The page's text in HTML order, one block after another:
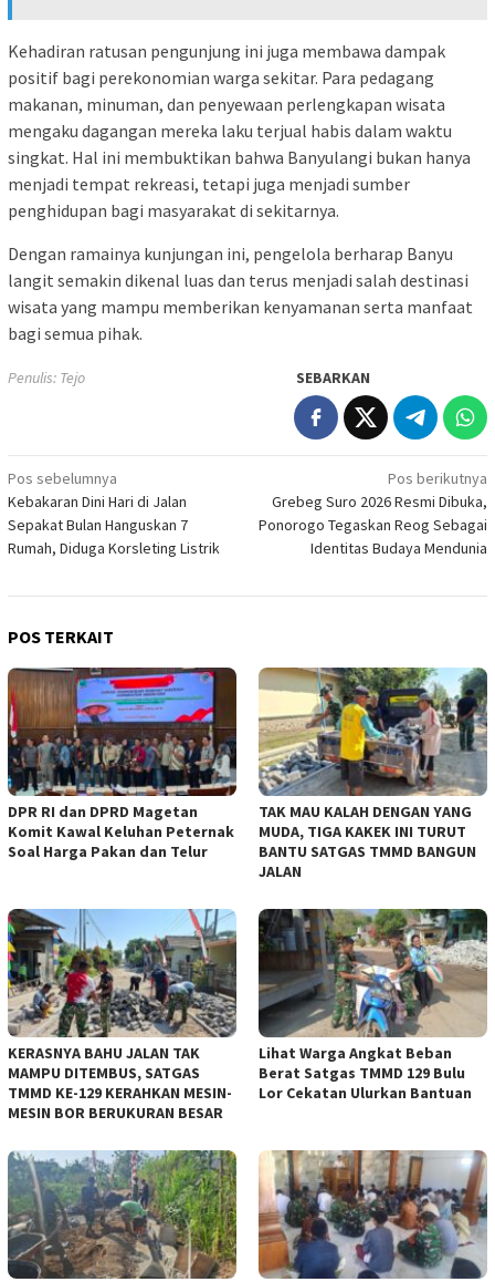
Kehadiran ratusan pengunjung ini juga membawa dampak
positif bagi perekonomian warga sekitar. Para pedagang
makanan, minuman, dan penyewaan perlengkapan wisata
mengaku dagangan mereka laku terjual habis dalam waktu
singkat. Hal ini membuktikan bahwa Banyulangi bukan hanya
menjadi tempat rekreasi, tetapi juga menjadi sumber
penghidupan bagi masyarakat di sekitarnya.
Dengan ramainya kunjungan ini, pengelola berharap Banyu
langit semakin dikenal luas dan terus menjadi salah destinasi
wisata yang mampu memberikan kenyamanan serta manfaat
bagi semua pihak.
Penulis: Tejo SEBARKAN
Navigasi
pos
Pos sebelumnya
Kebakaran Dini Hari di Jalan
Sepakat Bulan Hanguskan 7
Rumah, Diduga Korsleting Listrik
Pos berikutnya
Grebeg Suro 2026 Resmi Dibuka,
Ponorogo Tegaskan Reog Sebagai
Identitas Budaya Mendunia
POS TERKAIT
DPR RI dan DPRD Magetan
Komit Kawal Keluhan Peternak
Soal Harga Pakan dan Telur
TAK MAU KALAH DENGAN YANG
MUDA, TIGA KAKEK INI TURUT
BANTU SATGAS TMMD BANGUN
JALAN
KERASNYA BAHU JALAN TAK
MAMPU DITEMBUS, SATGAS
TMMD KE-129 KERAHKAN MESIN-
MESIN BOR BERUKURAN BESAR
Lihat Warga Angkat Beban
Berat Satgas TMMD 129 Bulu
Lor Cekatan Ulurkan Bantuan